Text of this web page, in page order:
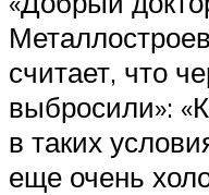
считает, что
выбросили»:
в таких
еще очень